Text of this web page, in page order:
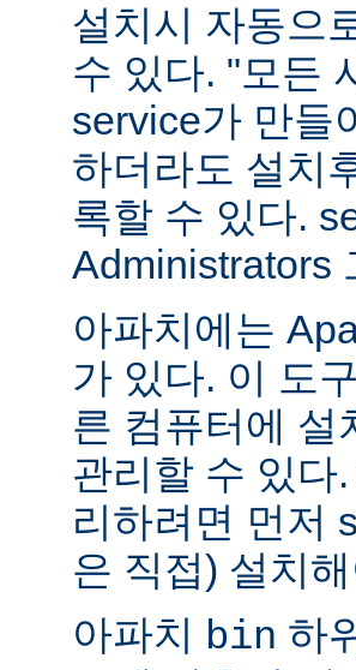
설치시 자동으
수 있다. "모든
service가 만들
하더라도 설치
록할 수 있다.
Administrators
아파치에는
가 있다. 이 도
른 컴퓨터에 설
관리할 수 있다
리하려면 먼저
은 직접) 설치
아파치 bin 하